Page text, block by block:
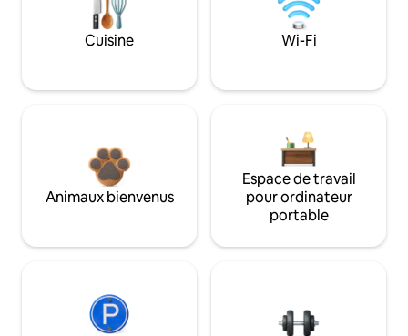
Cuisine Wi-Fi
Animaux bienvenus
Espace de travail
pour ordinateur
portable